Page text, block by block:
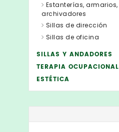
Estanterías, armarios,
archivadores
Sillas de dirección
Sillas de oficina
SILLAS Y ANDADORES
TERAPIA OCUPACIONAL
ESTÉTICA